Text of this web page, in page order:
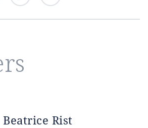
Beatrice Rist